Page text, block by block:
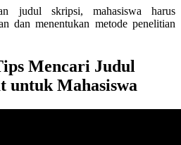
judul skripsi, mahasiswa harus
dan menentukan metode penelitian
Mencari Judul
untuk Mahasiswa